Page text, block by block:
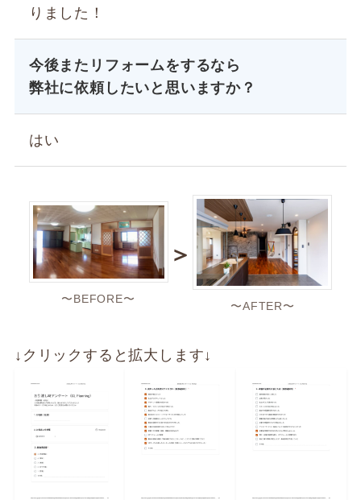
りました！
今後またリフォームをするなら
弊社に依頼したいと思いますか？
はい
〜BEFORE〜
＞
〜AFTER〜
↓クリックすると拡大します↓